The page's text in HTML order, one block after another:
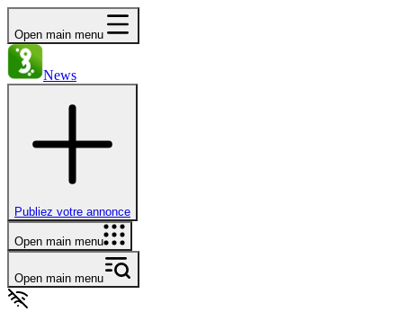
Open main menu
News
Publiez votre annonce
Open main menu
Open main menu